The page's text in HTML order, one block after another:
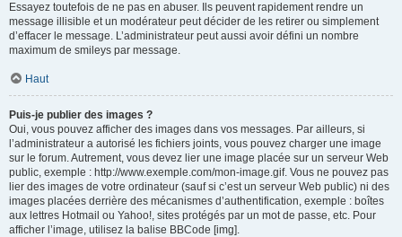
Essayez toutefois de ne pas en abuser. Ils peuvent rapidement rendre un
message illisible et un modérateur peut décider de les retirer ou simplement
d’effacer le message. L’administrateur peut aussi avoir défini un nombre
maximum de smileys par message.
Haut
Puis-je publier des images ?
Oui, vous pouvez afficher des images dans vos messages. Par ailleurs, si
l’administrateur a autorisé les fichiers joints, vous pouvez charger une image
sur le forum. Autrement, vous devez lier une image placée sur un serveur Web
public, exemple : http://www.exemple.com/mon-image.gif. Vous ne pouvez pas
lier des images de votre ordinateur (sauf si c’est un serveur Web public) ni des
images placées derrière des mécanismes d’authentification, exemple : boîtes
aux lettres Hotmail ou Yahoo!, sites protégés par un mot de passe, etc. Pour
afficher l’image, utilisez la balise BBCode [img].